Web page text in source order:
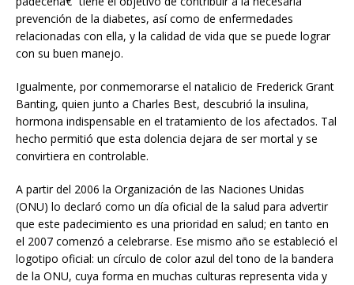
prevención de la diabetes, así como de enfermedades
relacionadas con ella, y la calidad de vida que se puede lograr
con su buen manejo.
Igualmente, por conmemorarse el natalicio de Frederick Grant
Banting, quien junto a Charles Best, descubrió la insulina,
hormona indispensable en el tratamiento de los afectados. Tal
hecho permitió que esta dolencia dejara de ser mortal y se
convirtiera en controlable.
A partir del 2006 la Organización de las Naciones Unidas
(ONU) lo declaró como un día oficial de la salud para advertir
que este padecimiento es una prioridad en salud; en tanto en
el 2007 comenzó a celebrarse. Ese mismo año se estableció el
logotipo oficial: un círculo de color azul del tono de la bandera
de la ONU, cuya forma en muchas culturas representa vida y